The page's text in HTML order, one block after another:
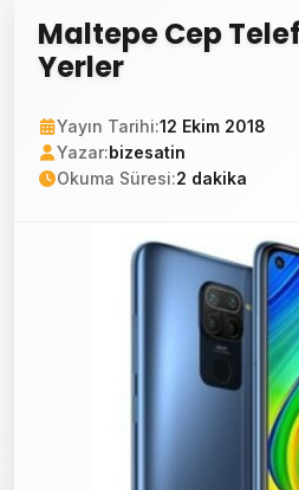
Maltepe Cep
Yerler
Yayın Tarihi:12 Ekim 2018
Yazar:bizesatin
Okuma Süresi:2 dakika